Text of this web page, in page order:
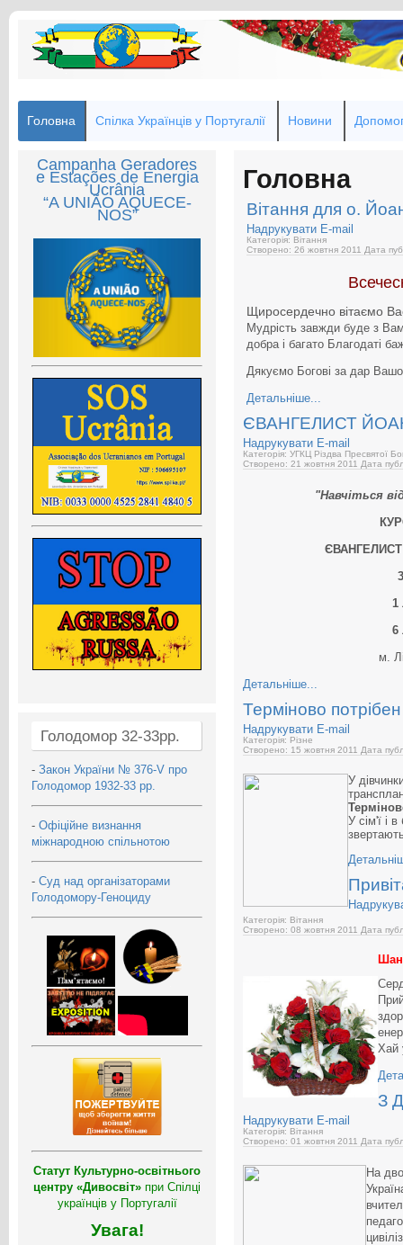
Головна Спілка Українців у Португалії Новини
Campanha Geradores
e Estações de Energia
Ucrânia
“A UNIÃO AQUECE-
NOS”
Голодомор 32-33рр.
- Закон України № 376-V про
Голодомор 1932-33 рр.
- Офіційне визнання
міжнародною спільнотою
- Суд над організаторами
Голодомору-Геноциду
Статут Культурно-освітнього
центру «Дивосвіт» при Спілці
українців у Португалії
Увага!
Головна
Вітання для о.
Надрукувати E-mail
Категорія: Вітання
Створено: 26 жовтня 2011 Дата
Щиросердечно вітаємо
Мудрість завжди буде з
добра і багато Благодаті
Дякуємо Богові за дар
Детальніше...
ЄВАНГЕЛИСТ
Надрукувати E-mail
Категорія: УГКЦ Різдва Пресвятої
Створено: 21 жовтня 2011 Дата
"Навчіться
1
6
м.
Детальніше...
Терміново
Надрукувати E-mail
Категорія: Різне
Створено: 15 жовтня 2011 Дата
У
У сім'ї і в
Категорія: Вітання
Створено: 08 жовтня 2011 Дата
Хай
З
Надрукувати E-mail
Категорія: Вітання
Створено: 01 жовтня 2011 Дата
На